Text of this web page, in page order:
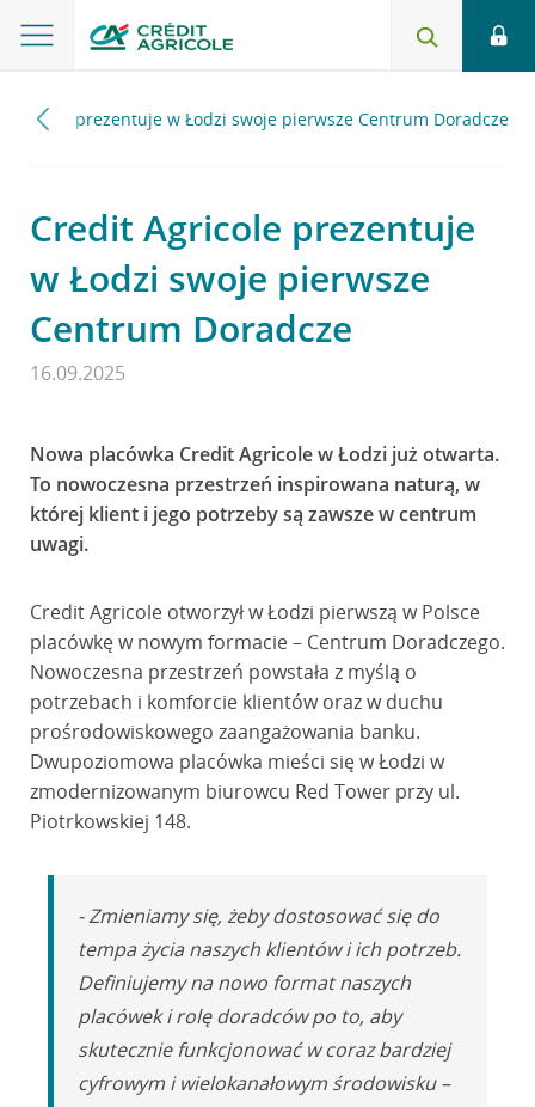
Agricole prezentuje w Łodzi swoje pierwsze Centrum Doradcze
Credit Agricole prezentuje
w Łodzi swoje pierwsze
Centrum Doradcze
16.09.2025
Nowa placówka Credit Agricole w Łodzi już otwarta.
To nowoczesna przestrzeń inspirowana naturą, w
której klient i jego potrzeby są zawsze w centrum
uwagi.
Credit Agricole otworzył w Łodzi pierwszą w Polsce
placówkę w nowym formacie – Centrum Doradczego.
Nowoczesna przestrzeń powstała z myślą o
potrzebach i komforcie klientów oraz w duchu
prośrodowiskowego zaangażowania banku.
Dwupoziomowa placówka mieści się w Łodzi w
zmodernizowanym biurowcu Red Tower przy ul.
Piotrkowskiej 148.
- Zmieniamy się, żeby dostosować się do
tempa życia naszych klientów i ich potrzeb.
Definiujemy na nowo format naszych
placówek i rolę doradców po to, aby
skutecznie funkcjonować w coraz bardziej
cyfrowym i wielokanałowym środowisku –